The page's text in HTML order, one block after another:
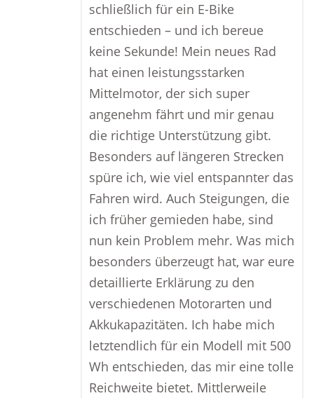
schließlich für ein E-Bike
entschieden – und ich bereue
keine Sekunde! Mein neues Rad
hat einen leistungsstarken
Mittelmotor, der sich super
angenehm fährt und mir genau
die richtige Unterstützung gibt.
Besonders auf längeren Strecken
spüre ich, wie viel entspannter das
Fahren wird. Auch Steigungen, die
ich früher gemieden habe, sind
nun kein Problem mehr. Was mich
besonders überzeugt hat, war eure
detaillierte Erklärung zu den
verschiedenen Motorarten und
Akkukapazitäten. Ich habe mich
letztendlich für ein Modell mit 500
Wh entschieden, das mir eine tolle
Reichweite bietet. Mittlerweile